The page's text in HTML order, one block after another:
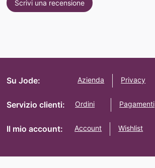
Scrivi una recensione
Su Jode: Azienda Privacy
Servizio clienti: Ordini Pagamenti
Il mio account: Account Wishlist